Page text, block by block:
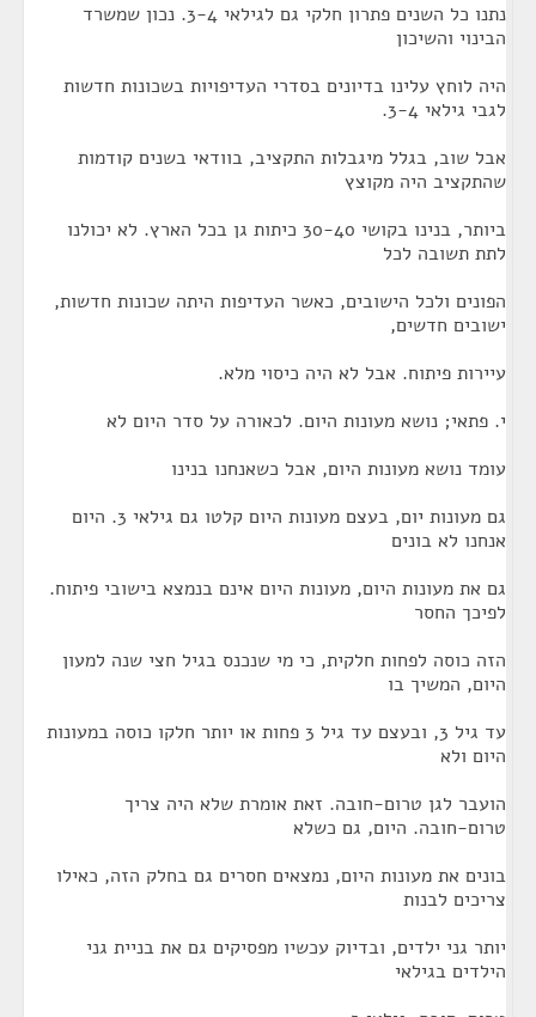
נתנו כל השנים פתרון חלקי גם לגילאי 3-4. נכון שמשרד
הבינוי והשיכון
היה לוחץ עלינו בדיונים בסדרי העדיפויות בשכונות חדשות
לגבי גילאי 3-4.
אבל שוב, בגלל מיגבלות התקציב, בוודאי בשנים קודמות
שהתקציב היה מקוצץ
ביותר, בנינו בקושי 30-40 כיתות גן בכל הארץ. לא יכולנו
לתת תשובה לכל
הפונים ולכל הישובים, כאשר העדיפות היתה שכונות חדשות,
ישובים חדשים,
עיירות פיתוח. אבל לא היה כיסוי מלא.
י. פתאי; נושא מעונות היום. לכאורה על סדר היום לא
עומד נושא מעונות היום, אבל כשאנחנו בנינו
גם מעונות יום, בעצם מעונות היום קלטו גם גילאי 3. היום
אנחנו לא בונים
גם את מעונות היום, מעונות היום אינם בנמצא בישובי פיתוח.
לפיכך החסר
הזה כוסה לפחות חלקית, כי מי שנכנס בגיל חצי שנה למעון
היום, המשיך בו
עד גיל 3, ובעצם עד גיל 3 פחות או יותר חלקו כוסה במעונות
היום ולא
הועבר לגן טרום-חובה. זאת אומרת שלא היה צריך
טרום-חובה. היום, גם כשלא
בונים את מעונות היום, נמצאים חסרים גם בחלק הזה, כאילו
צריכים לבנות
יותר גני ילדים, ובדיוק עכשיו מפסיקים גם את בניית גני
הילדים בגילאי